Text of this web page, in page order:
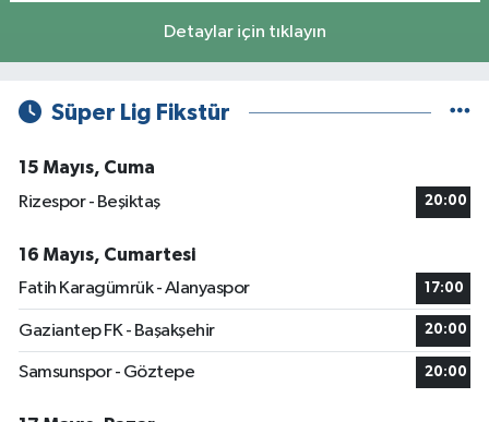
Detaylar için tıklayın
Süper Lig Fikstür
15 Mayıs, Cuma
Rizespor - Beşiktaş
20:00
16 Mayıs, Cumartesi
Fatih Karagümrük - Alanyaspor
17:00
Gaziantep FK - Başakşehir 20:00
Samsunspor - Göztepe 20:00